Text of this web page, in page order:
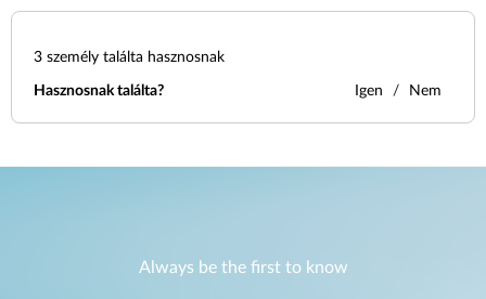
3 személy találta hasznosnak
Hasznosnak találta? Igen Nem
Always be the first to know